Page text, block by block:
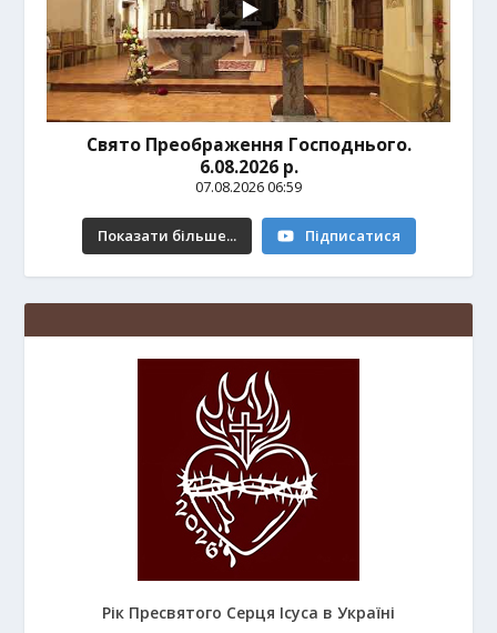
Свято Преображення Господнього.
6.08.2026 р.
07.08.2026 06:59
Показати більше... Підписатися
Рік Пресвятого Серця Ісуса в Україні